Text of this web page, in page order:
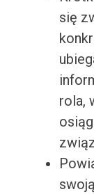
się
rola,